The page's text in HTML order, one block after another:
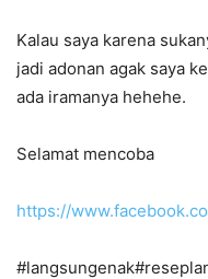
Kalau saya karena
jadi adonan agak saya
ada iramanya hehehe.
Selamat mencoba
https://